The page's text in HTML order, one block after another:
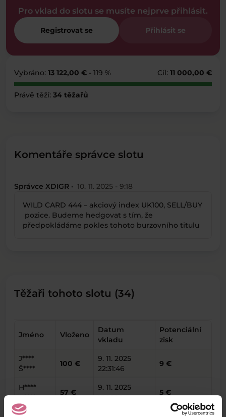
Pro vklad do slotu se musíte nejprve přihlásit.
Registrovat se Přihlásit se
Vybráno: 13 122,00 € - 119 % Cíl: 11 000,00 €
Právě těží: 34 těžařů
Komentáře správce slotu
Správce XDIGR · 10. 11. 2025 - 9:18
WILD CARD 444 – akciový index UK100, SELL/BUY
pozice. Budeme hedgovat s tím, že
předpokládáme pokles tohoto burzovního titulu
Těžaři tohoto slotu (34)
Jméno Vloženo
Datum
vkladu
Potenciální
zisk
J****
Š****
100 €
9. 11. 2025
22:31:46
9 €
H****
K****
57 €
9. 11. 2025
15:22:16
5 €